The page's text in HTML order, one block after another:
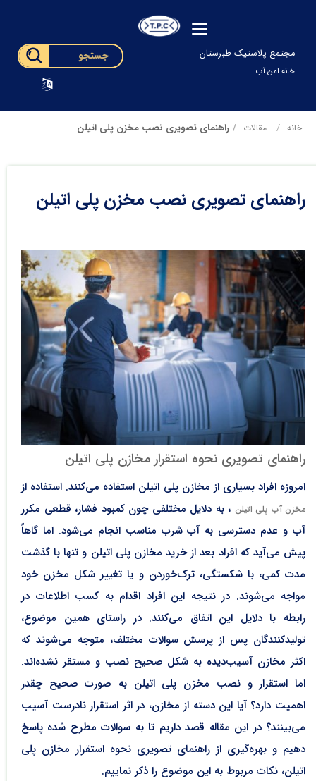
مجتمع پلاستیک طبرستان
خانه امن آب
خانه مقالات راهنمای تصویری نصب مخزن پلی اتیلن
راهنمای تصویری نصب مخزن پلی اتیلن
راهنمای تصویری نحوه استقرار مخازن پلی اتیلن
امروزه افراد بسیاری از مخازن پلی اتیلن استفاده می‌کنند. استفاده از
مخزن آب پلی اتیلن ، به دلایل مختلفی چون کمبود فشار، قطعی مکرر
آب و عدم دسترسی به آب شرب مناسب انجام می‌شود. اما گاهاً
پیش می‌آید که افراد بعد از خرید مخازن پلی اتیلن و تنها با گذشت
مدت کمی، با شکستگی، ترک‌خوردن و یا تغییر شکل مخزن خود
مواجه می‌شوند. در نتیجه این افراد اقدام به کسب اطلاعات در
رابطه با دلایل این اتفاق می‌کنند. در راستای همین موضوع،
تولیدکنندگان پس از پرسش سوالات مختلف، متوجه می‌شوند که
اکثر مخازن آسیب‌دیده به شکل صحیح نصب و مستقر نشده‌اند.
اما استقرار و نصب مخزن پلی اتیلن به صورت صحیح چقدر
اهمیت دارد؟ آیا این دسته از مخازن، در اثر استقرار نادرست آسیب
می‌بینند؟ در این مقاله قصد داریم تا به سوالات مطرح شده پاسخ
دهیم و بهره‌گیری از راهنمای تصویری نحوه استقرار مخازن پلی
اتیلن، نکات مربوط به این موضوع را ذکر نماییم.